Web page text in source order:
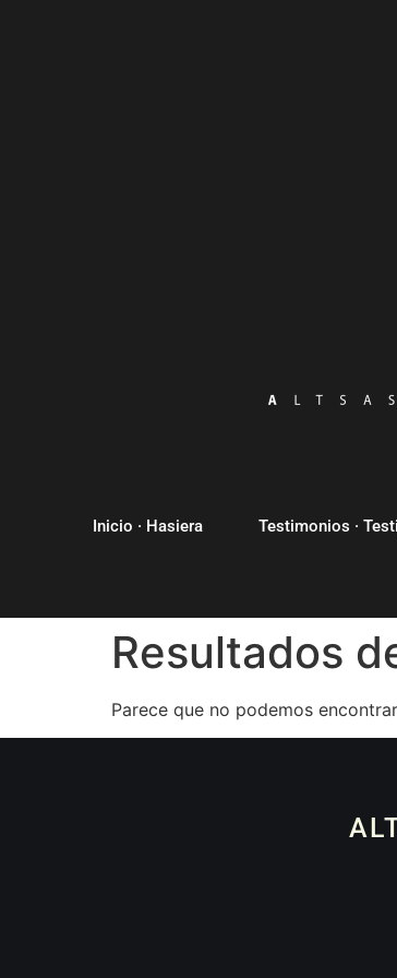
Inicio · Hasiera Testimonios ·
Resultados
Parece que no podemos